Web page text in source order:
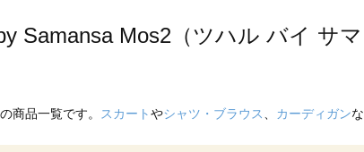
Samansa Mos2（ツハル バイ サ
の商品一覧です。 スカートやシャツ・ブラウス カーディガン